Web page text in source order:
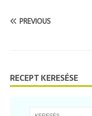
PREVIOUS
RECEPT KERESÉSE